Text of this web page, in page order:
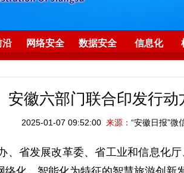
沿 网络安全 数据安全 信息化
安徽六部门联合印发行动
2025-01-07 09:52:00 来源： “安徽日报”微
、省发展改革委、省工业和信息化